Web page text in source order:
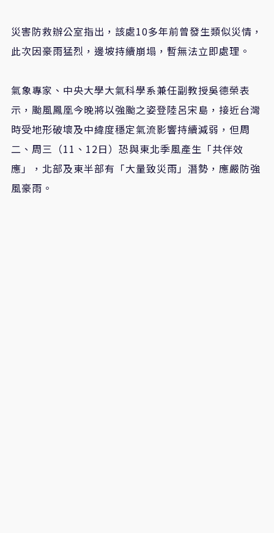
災害防救辦公室指出，該處10多年前曾發生類似災情，
此次因豪雨猛烈，邊坡持續崩塌，暫無法立即處理。
氣象專家、中央大學大氣科學系兼任副教授吳德榮表
示，颱風鳳凰今晚將以強颱之姿登陸呂宋島，接近台灣
時受地形破壞及中緯度穩定氣流影響持續減弱，但周
二、周三（11、12日）恐與東北季風產生「共伴效
應」，北部及東半部有「大量致災雨」潛勢，應嚴防強
風豪雨。